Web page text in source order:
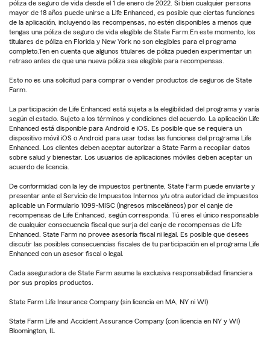
póliza de seguro de vida desde el 1 de enero de 2022. Si bien cualquier persona
mayor de 18 años puede unirse a Life Enhanced, es posible que ciertas funciones
de la aplicación, incluyendo las recompensas, no estén disponibles a menos que
tengas una póliza de seguro de vida elegible de State Farm.En este momento, los
titulares de póliza en Florida y New York no son elegibles para el programa
completo.Ten en cuenta que algunos titulares de póliza pueden experimentar un
retraso antes de que una nueva póliza sea elegible para recompensas.
Esto no es una solicitud para comprar o vender productos de seguros de State
Farm.
La participación de Life Enhanced está sujeta a la elegibilidad del programa y varía
según el estado. Sujeto a los términos y condiciones del acuerdo. La aplicación Life
Enhanced está disponible para Android e iOS. Es posible que se requiera un
dispositivo móvil iOS o Android para usar todas las funciones del programa Life
Enhanced. Los clientes deben aceptar autorizar a State Farm a recopilar datos
sobre salud y bienestar. Los usuarios de aplicaciones móviles deben aceptar un
acuerdo de licencia.
De conformidad con la ley de impuestos pertinente, State Farm puede enviarte y
presentar ante el Servicio de Impuestos Internos y/u otra autoridad de impuestos
aplicable un Formulario 1099-MISC (ingresos misceláneos) por el canje de
recompensas de Life Enhanced, según corresponda. Tú eres el único responsable
de cualquier consecuencia fiscal que surja del canje de recompensas de Life
Enhanced. State Farm no provee asesoría fiscal ni legal. Es posible que desees
discutir las posibles consecuencias fiscales de tu participación en el programa Life
Enhanced con un asesor fiscal o legal.
Cada aseguradora de State Farm asume la exclusiva responsabilidad financiera
por sus propios productos.
State Farm Life Insurance Company (sin licencia en MA, NY ni WI)
State Farm Life and Accident Assurance Company (con licencia en NY y WI)
Bloomington, IL